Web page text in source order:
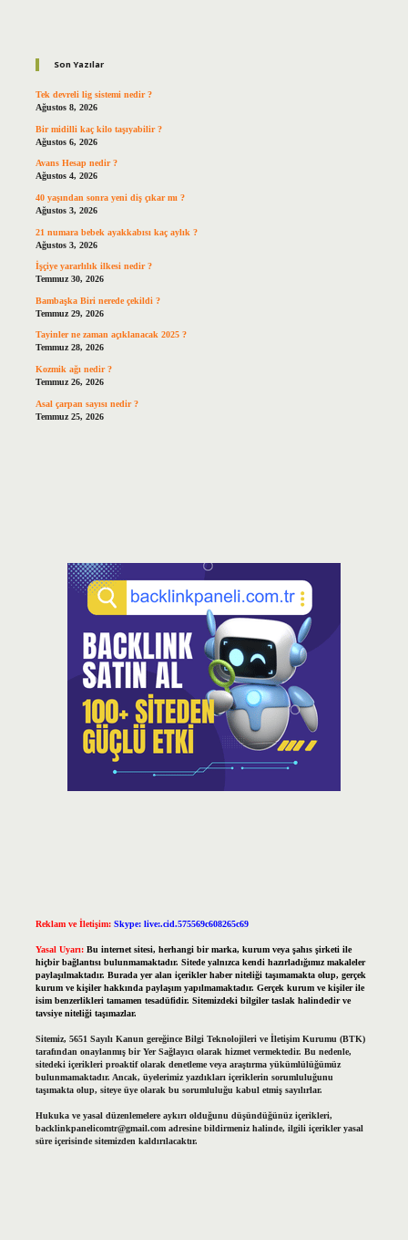
Son Yazılar
Tek devreli lig sistemi nedir ?
Ağustos 8, 2026
Bir midilli kaç kilo taşıyabilir ?
Ağustos 6, 2026
Avans Hesap nedir ?
Ağustos 4, 2026
40 yaşından sonra yeni diş çıkar mı ?
Ağustos 3, 2026
21 numara bebek ayakkabısı kaç aylık ?
Ağustos 3, 2026
İşçiye yararlılık ilkesi nedir ?
Temmuz 30, 2026
Bambaşka Biri nerede çekildi ?
Temmuz 29, 2026
Tayinler ne zaman açıklanacak 2025 ?
Temmuz 28, 2026
Kozmik ağı nedir ?
Temmuz 26, 2026
Asal çarpan sayısı nedir ?
Temmuz 25, 2026
Reklam ve İletişim: Skype: live:.cid.575569c608265c69
Yasal Uyarı: Bu internet sitesi, herhangi bir marka, kurum veya şahıs şirketi ile
hiçbir bağlantısı bulunmamaktadır. Sitede yalnızca kendi hazırladığımız makaleler
paylaşılmaktadır. Burada yer alan içerikler haber niteliği taşımamakta olup, gerçek
kurum ve kişiler hakkında paylaşım yapılmamaktadır. Gerçek kurum ve kişiler ile
isim benzerlikleri tamamen tesadüfidir. Sitemizdeki bilgiler taslak halindedir ve
tavsiye niteliği taşımazlar.
Sitemiz, 5651 Sayılı Kanun gereğince Bilgi Teknolojileri ve İletişim Kurumu (BTK)
tarafından onaylanmış bir Yer Sağlayıcı olarak hizmet vermektedir. Bu nedenle,
sitedeki içerikleri proaktif olarak denetleme veya araştırma yükümlülüğümüz
bulunmamaktadır. Ancak, üyelerimiz yazdıkları içeriklerin sorumluluğunu
taşımakta olup, siteye üye olarak bu sorumluluğu kabul etmiş sayılırlar.
Hukuka ve yasal düzenlemelere aykırı olduğunu düşündüğünüz içerikleri,
backlinkpanelicomtr@gmail.comadresine bildirmeniz halinde, ilgili içerikler yasal
süre içerisinde sitemizden kaldırılacaktır.